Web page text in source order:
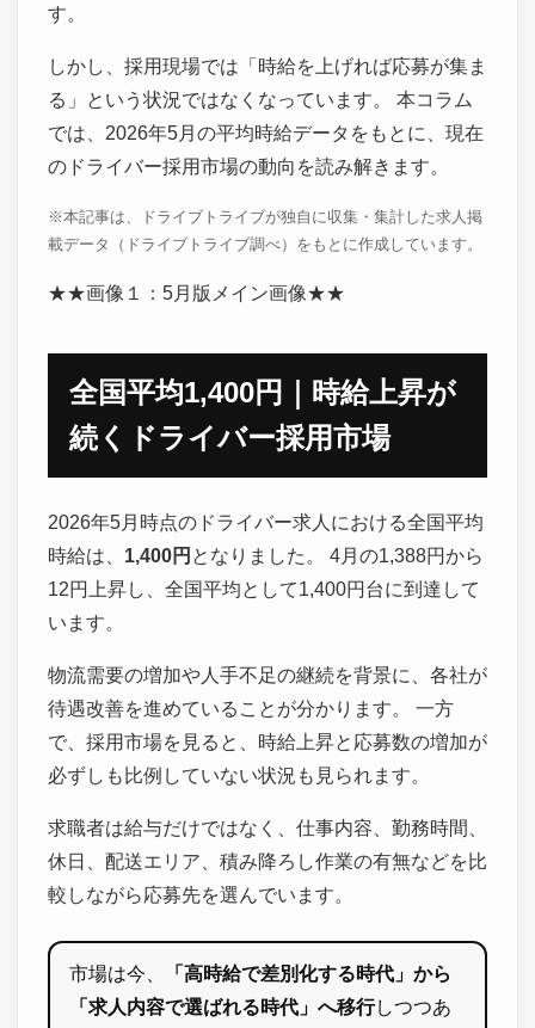
す。
しかし、採用現場では「時給を上げれば応募が集ま
る」という状況ではなくなっています。 本コラム
では、2026年5月の平均時給データをもとに、現在
のドライバー採用市場の動向を読み解きます。
※本記事は、ドライブトライブが独自に収集・集計した求人掲
載データ（ドライブトライブ調べ）をもとに作成しています。
★★画像１：5月版メイン画像★★
全国平均1,400円｜時給上昇が
続くドライバー採用市場
2026年5月時点のドライバー求人における全国平均
時給は、 1,400円 となりました。 4月の1,388円から
12円上昇し、全国平均として1,400円台に到達して
います。
物流需要の増加や人手不足の継続を背景に、各社が
待遇改善を進めていることが分かります。 一方
で、採用市場を見ると、時給上昇と応募数の増加が
必ずしも比例していない状況も見られます。
求職者は給与だけではなく、仕事内容、勤務時間、
休日、配送エリア、積み降ろし作業の有無などを比
較しながら応募先を選んでいます。
市場は今、
「高時給で差別化する時代」から
「求人内容で選ばれる時代」へ移行しつつあ